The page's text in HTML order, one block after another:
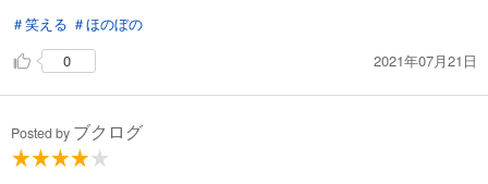
＃笑える ＃ほのぼの
0
2021年07月21日
Posted by ブクログ